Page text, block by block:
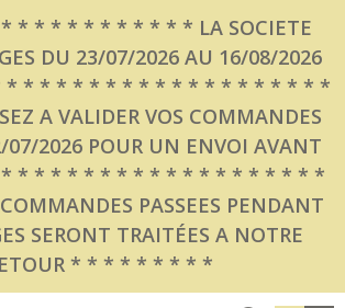
* * * * * * * * * * * LA SOCIETE
DU 23/07/2026 AU 16/08/2026
* * * * * * * * * * * * * * * * * * * *
A VALIDER VOS COMMANDES
07/2026 POUR UN ENVOI AVANT
* * * * * * * * * * * * * * * * * * * *
PASSEES PENDANT
SERONT TRAITÉES A NOTRE
* * * * * * * * *